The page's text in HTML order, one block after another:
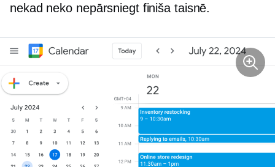
nekad neko nepārsniegt finiša taisnē.